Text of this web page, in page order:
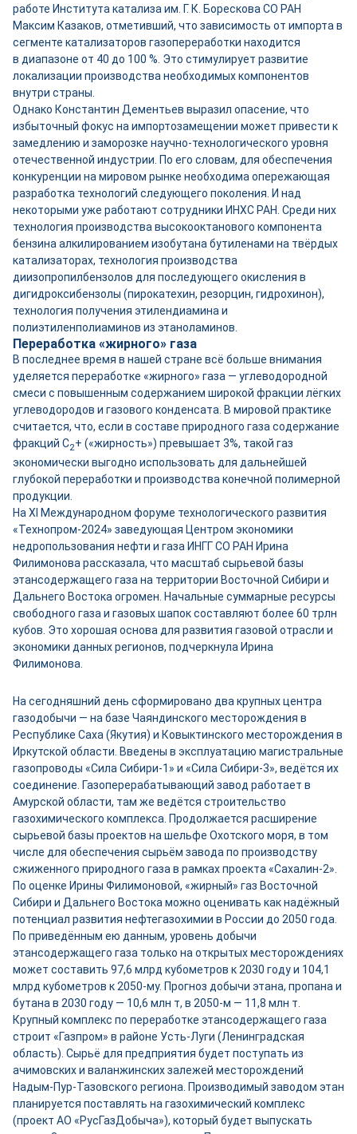
работе Института катализа им. Г. К. Борескова СО РАН
Максим Казаков, отметивший, что зависимость от импорта в
сегменте катализаторов газопереработки находится
в диапазоне от 40 до 100 %. Это стимулирует развитие
локализации производства необходимых компонентов
внутри страны.
Однако Константин Дементьев выразил опасение, что
избыточный фокус на импортозамещении может привести к
замедлению и заморозке научно-технологического уровня
отечественной индустрии. По его словам, для обеспечения
конкуренции на мировом рынке необходима опережающая
разработка технологий следующего поколения. И над
некоторыми уже работают сотрудники ИНХС РАН. Среди них
технология производства высокооктанового компонента
бензина алкилированием изобутана бутиленами на твёрдых
катализаторах, технология производства
диизопропилбензолов для последующего окисления в
дигидроксибензолы (пирокатехин, резорцин, гидрохинон),
технология получения этилендиамина и
полиэтиленполиаминов из этаноламинов.
Переработка «жирного» газа
В последнее время в нашей стране всё больше внимания
уделяется переработке «жирного» газа — углеводородной
смеси с повышенным содержанием широкой фракции лёгких
углеводородов и газового конденсата. В мировой практике
считается, что, если в составе природного газа содержание
фракций С2+ («жирность») превышает 3%, такой газ
экономически выгодно использовать для дальнейшей
глубокой переработки и производства конечной полимерной
продукции.
На XI Международном форуме технологического развития
«Технопром-2024» заведующая Центром экономики
недропользования нефти и газа ИНГГ СО РАН Ирина
Филимонова рассказала, что масштаб сырьевой базы
этансодержащего газа на территории Восточной Сибири и
Дальнего Востока огромен. Начальные суммарные ресурсы
свободного газа и газовых шапок составляют более 60 трлн
кубов. Это хорошая основа для развития газовой отрасли и
экономики данных регионов, подчеркнула Ирина
Филимонова.
На сегодняшний день сформировано два крупных центра
газодобычи — на базе Чаяндинского месторождения в
Республике Саха (Якутия) и Ковыктинского месторождения в
Иркутской области. Введены в эксплуатацию магистральные
газопроводы «Сила Сибири-1» и «Сила Сибири-3», ведётся их
соединение. Газоперерабатывающий завод работает в
Амурской области, там же ведётся строительство
газохимического комплекса. Продолжается расширение
сырьевой базы проектов на шельфе Охотского моря, в том
числе для обеспечения сырьём завода по производству
сжиженного природного газа в рамках проекта «Сахалин-2».
По оценке Ирины Филимоновой, «жирный» газ Восточной
Сибири и Дальнего Востока можно оценивать как надёжный
потенциал развития нефтегазохимии в России до 2050 года.
По приведённым ею данным, уровень добычи
этансодержащего газа только на открытых месторождениях
может составить 97,6 млрд кубометров к 2030 году и 104,1
млрд кубометров к 2050-му. Прогноз добычи этана, пропана и
бутана в 2030 году — 10,6 млн т, в 2050-м — 11,8 млн т.
Крупный комплекс по переработке этансодержащего газа
строит «Газпром» в районе Усть-Луги (Ленинградская
область). Сырьё для предприятия будет поступать из
ачимовских и валанжинских залежей месторождений
Надым-Пур-Тазовского региона. Производимый заводом этан
планируется поставлять на газохимический комплекс
(проект АО «РусГазДобыча»), который будет выпускать